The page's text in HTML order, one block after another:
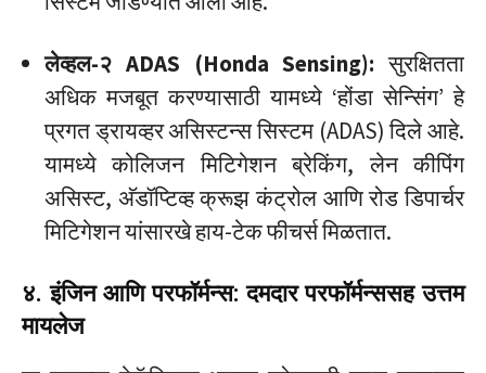
लेव्हल-२ ADAS (Honda Sensing): सुरक्षितता
अधिक मजबूत करण्यासाठी यामध्ये ‘होंडा सेन्सिंग’ हे
प्रगत ड्रायव्हर असिस्टन्स सिस्टम (ADAS) दिले आहे.
यामध्ये कोलिजन मिटिगेशन ब्रेकिंग, लेन कीपिंग
असिस्ट, अ‍ॅडॉप्टिव्ह क्रूझ कंट्रोल आणि रोड डिपार्चर
मिटिगेशन यांसारखे हाय-टेक फीचर्स मिळतात.
४. इंजिन आणि परफॉर्मन्स: दमदार परफॉर्मन्ससह उत्तम
मायलेज